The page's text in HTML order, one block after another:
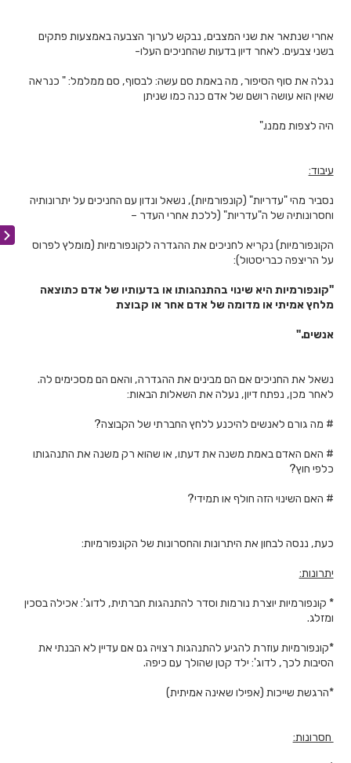
אחרי שנתאר את שני המצבים, נבקש לערוך הצבעה באמצעות פתקים
בשני צבעים. לאחר דיון בדעות שהחניכים העלו-
נגלה את סוף הסיפור, מה באמת סם עשה: לבסוף, סם ממלמל: " כנראה
שאין הוא עושה רושם של אדם כנה כמו שניתן
היה לצפות ממנו."
עיבוד:
נסביר מהי "עדריות" (קונפורמיות), נשאל ונדון עם החניכים על יתרונותיה
וחסרונותיה של ה"עדריות" (ללכת אחרי העדר –
הקונפורמיות) נקריא לחניכים את ההגדרה לקונפורמיות (מומלץ לפרוס
על הריצפה כבריסטול):
"קונפורמיות היא שינוי בהתנהגותו או בדעותיו של אדם כתוצאה
מלחץ אמיתי או מדומה של אדם אחר או קבוצת
אנשים."
נשאל את החניכים אם הם מבינים את ההגדרה, והאם הם מסכימים לה.
לאחר מכן, נפתח דיון, נעלה את השאלות הבאות:
# מה גורם לאנשים להיכנע ללחץ החברתי של הקבוצה?
# האם האדם באמת משנה את דעתו, או שהוא רק משנה את התנהגותו
כלפי חוץ?
# האם השינוי הזה חולף או תמידי?
כעת, ננסה לבחון את היתרונות והחסרונות של הקונפורמיות:
יתרונות:
* קונפורמיות יוצרת נורמות וסדר להתנהגות חברתית, לדוג': אכילה בסכין
ומזלג.
*קונפורמיות עוזרת להגיע להתנהגות רצויה גם אם עדיין לא הבנתי את
הסיבות לכך, לדוג': ילד קטן שהולך עם כיפה.
*הרגשת שייכות (אפילו שאינה אמיתית)
חסרונות: